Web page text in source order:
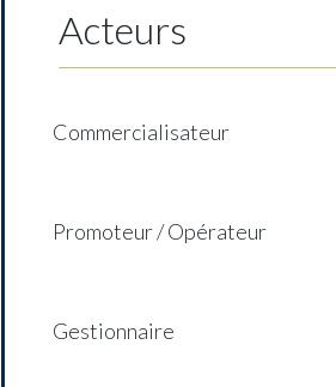
Acteurs
Commercialisateur
Promoteur / Opérateur
Gestionnaire